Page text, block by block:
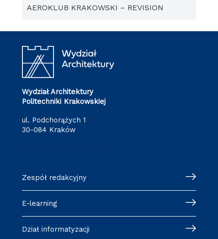
AEROKLUB KRAKOWSKI – REVISION
Wydział Architektury
Politechniki Krakowskiej
ul. Podchorążych 1
30-084 Kraków
Zespół redakcyjny
E-learning
Dział informatyzacji